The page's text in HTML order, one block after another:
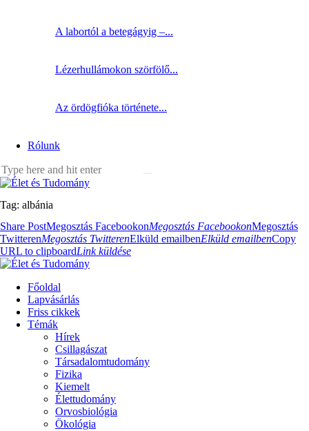
A labortól a betegágyig –...
Lézerhullámokon szörfölő...
Az ördögfióka története...
Rólunk
Tag: albánia
Share PostMegosztás FacebookonMegosztás FacebookonMegosztás
TwitterenMegosztás TwitterenElküld emailbenElküld emailbenCopy
URL to clipboardLink küldése
Főoldal
Lapvásárlás
Friss cikkek
Témák
Hírek
Csillagászat
Társadalomtudomány
Fizika
Kiemelt
Élettudomány
Orvosbiológia
Ökológia